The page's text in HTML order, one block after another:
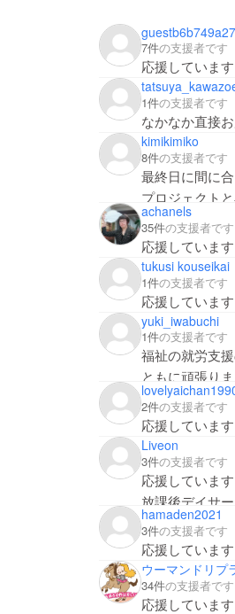
7件の支援者です
応援していま
1件の支援者です
なかなか直接
kimikimiko
8件の支援者です
最終日に間に合
プロジェクト
achanels
35件の支援者です
応援していま
tukusi kouseikai
1件の支援者です
応援していま
yuki_iwabuchi
1件の支援者です
福祉の就労支
ともに頑張り
2件の支援者です
応援していま
Liveon
3件の支援者です
応援していま
放課後デイサ
hamaden2021
3件の支援者です
応援していま
ウーマンドリプ
34件の支援者です
応援していま